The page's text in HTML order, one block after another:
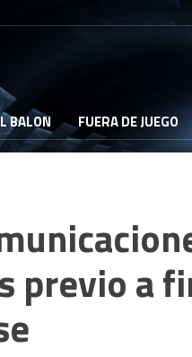
BALON FUERA DE JUEGO
previo a